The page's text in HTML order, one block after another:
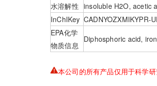
水溶解性 insoluble H2O, acetic
InChIKey CADNYOZXMIKYPR-
EPA化学
物质信息
Diphosphoric acid,
本公司的所有产品仅用于科学